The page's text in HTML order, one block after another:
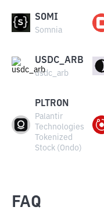
SOMI
Somnia
USDC_ARB
usdc_arb
PLTRON
Palantir
Technologies
Tokenized
Stock (Ondo)
FAQ